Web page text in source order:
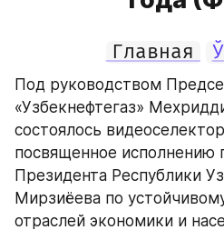
Главная
Под руководством
«Узбекнефтегаз»
состоялось
посвященное исполнению
Президента Республики
Мирзиёева по
отраслей экономики и